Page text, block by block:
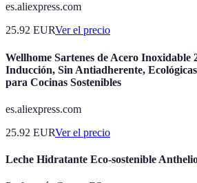
es.aliexpress.com
25.92 EURVer el precio
Wellhome Sartenes de Acero Inoxidable
Inducción, Sin Antiadherente,
para Cocinas Sostenibles
es.aliexpress.com
25.92 EURVer el precio
Leche Hidratante Eco-sostenible